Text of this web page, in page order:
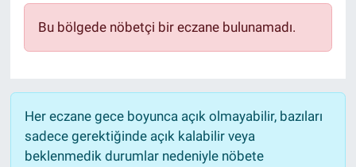
Bu bölgede nöbetçi bir eczane bulunamadı.
Her eczane gece boyunca açık olmayabilir, bazıları
sadece gerektiğinde açık kalabilir veya
beklenmedik durumlar nedeniyle nöbete